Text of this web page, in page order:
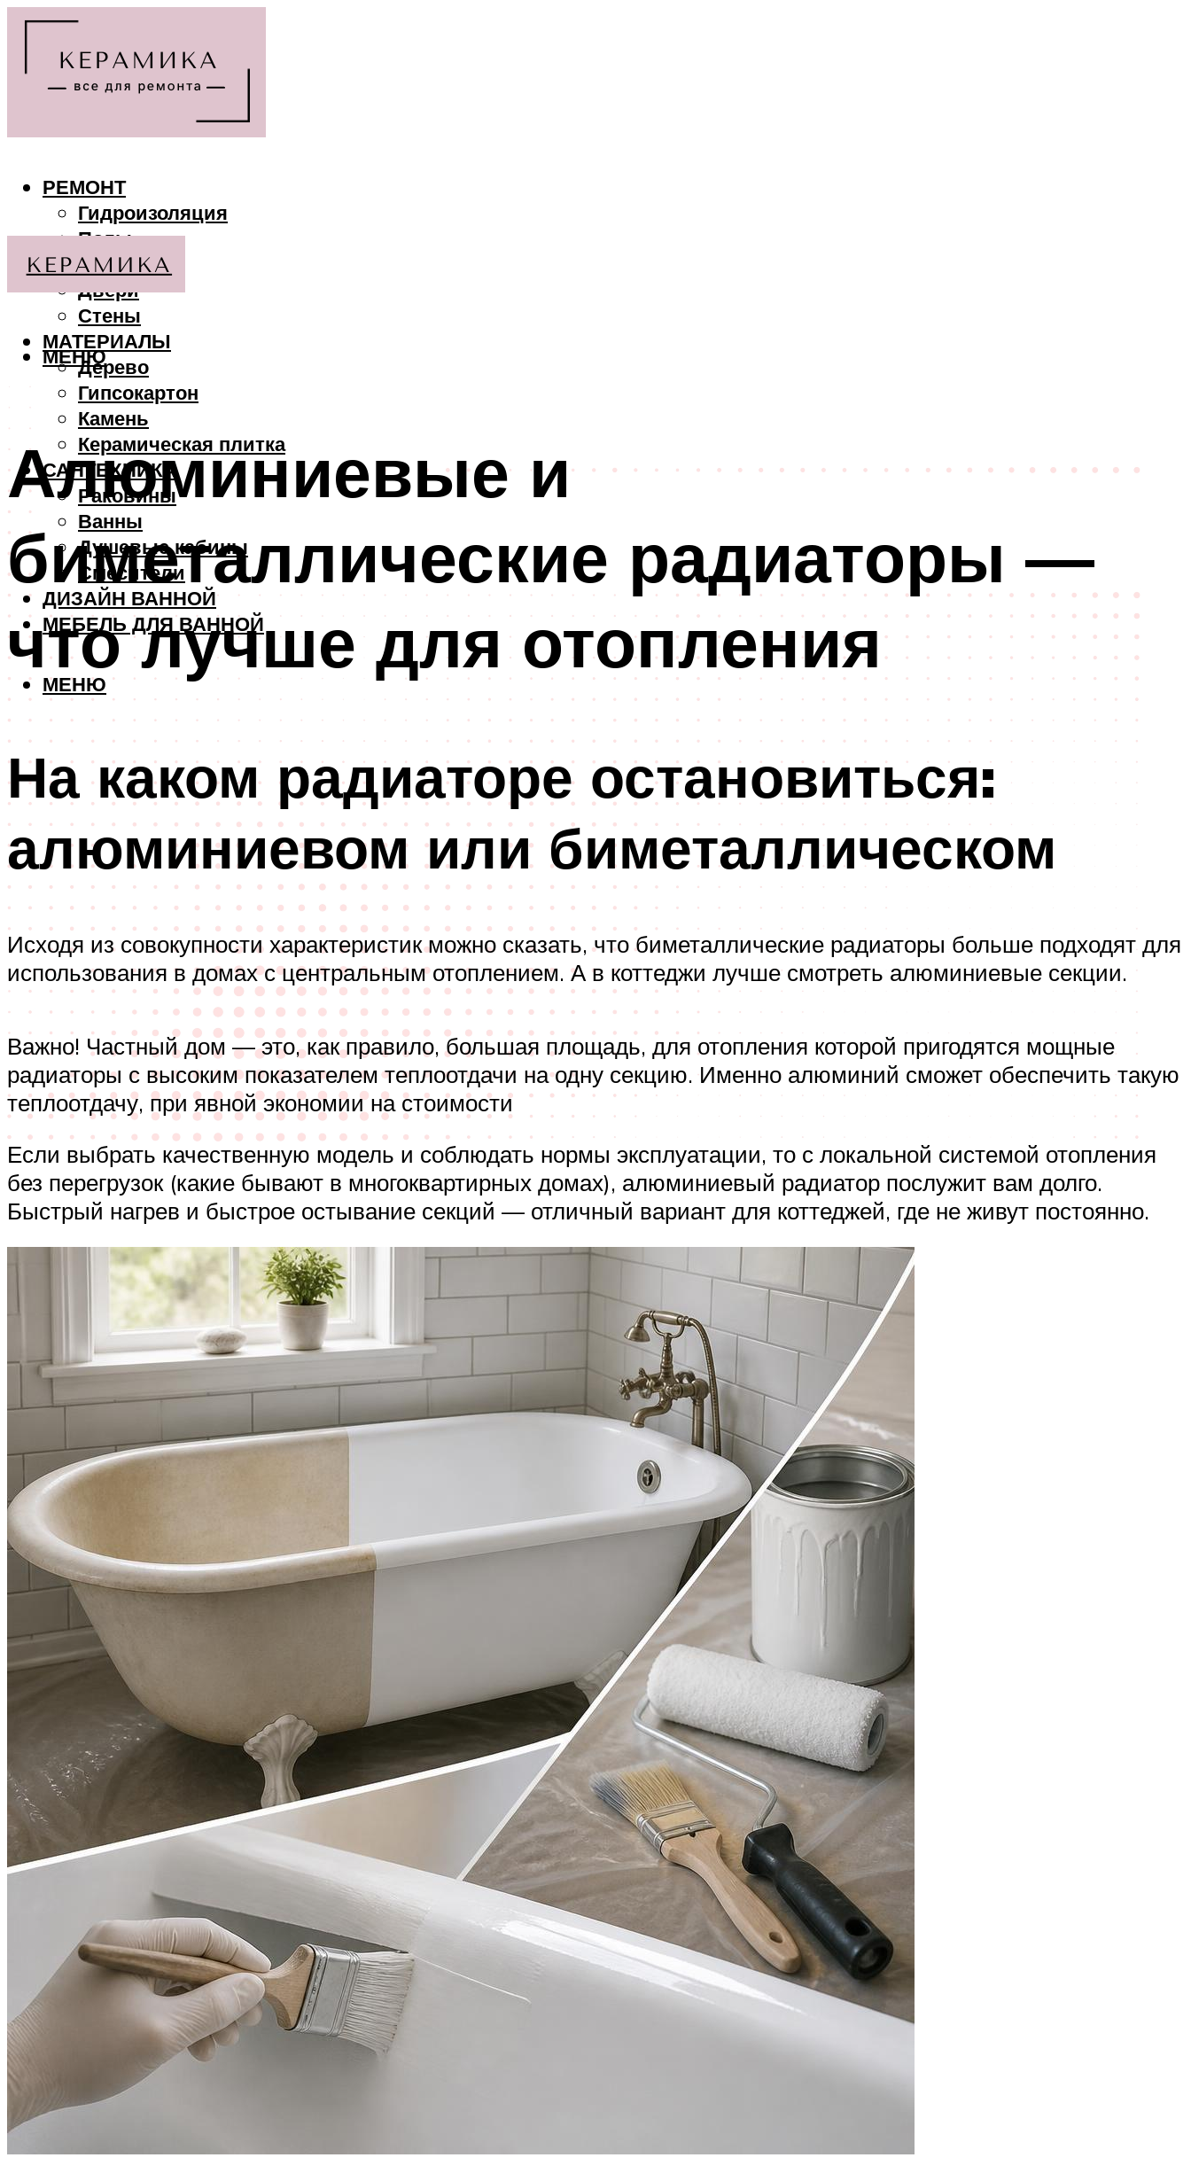
РЕМОНТ
Гидроизоляция
Полы
Потолки
Двери
Стены
МАТЕРИАЛЫ
Дерево
Гипсокартон
Камень
Керамическая плитка
САНТЕХНИКА
Раковины
Ванны
Душевые кабины
Смесители
ДИЗАЙН ВАННОЙ
МЕБЕЛЬ ДЛЯ ВАННОЙ
МЕНЮ
МЕНЮ
Алюминиевые и
биметаллические радиаторы —
что лучше для отопления
На каком радиаторе остановиться:
алюминиевом или биметаллическом
Исходя из совокупности характеристик можно сказать, что биметаллические радиаторы больше подходят для
использования в домах с центральным отоплением. А в коттеджи лучше смотреть алюминиевые секции.
Важно! Частный дом — это, как правило, большая площадь, для отопления которой пригодятся мощные
радиаторы с высоким показателем теплоотдачи на одну секцию. Именно алюминий сможет обеспечить такую
теплоотдачу, при явной экономии на стоимости
Если выбрать качественную модель и соблюдать нормы эксплуатации, то с локальной системой отопления
без перегрузок (какие бывают в многоквартирных домах), алюминиевый радиатор послужит вам долго.
Быстрый нагрев и быстрое остывание секций — отличный вариант для коттеджей, где не живут постоянно.